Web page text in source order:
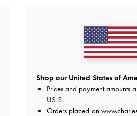
สีคอนยัค
โทนรุ่น
Shop our United States of
Prices and payment amounts
US $.
Orders placed on